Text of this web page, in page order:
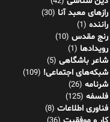
رازهای معبد آنا (30)
راننده (1)
رنج مقدس (10)
رویدادها (1)
شاعر باشگاهی (5)
شبکه‌های اجتماعی! (109)
شرنامه (26)
فلسفه (125)
فناوری اطلاعات (8)